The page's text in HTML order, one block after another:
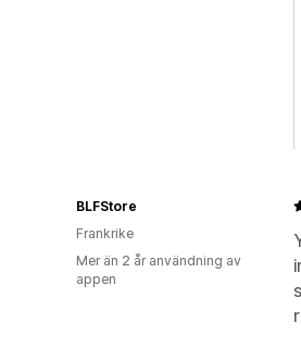
BLFStore
Frankrike
Mer än 2 år användning av
appen